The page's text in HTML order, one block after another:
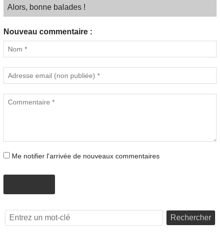
Alors, bonne balades !
Nouveau commentaire :
Me notifier l'arrivée de nouveaux commentaires
Rechercher